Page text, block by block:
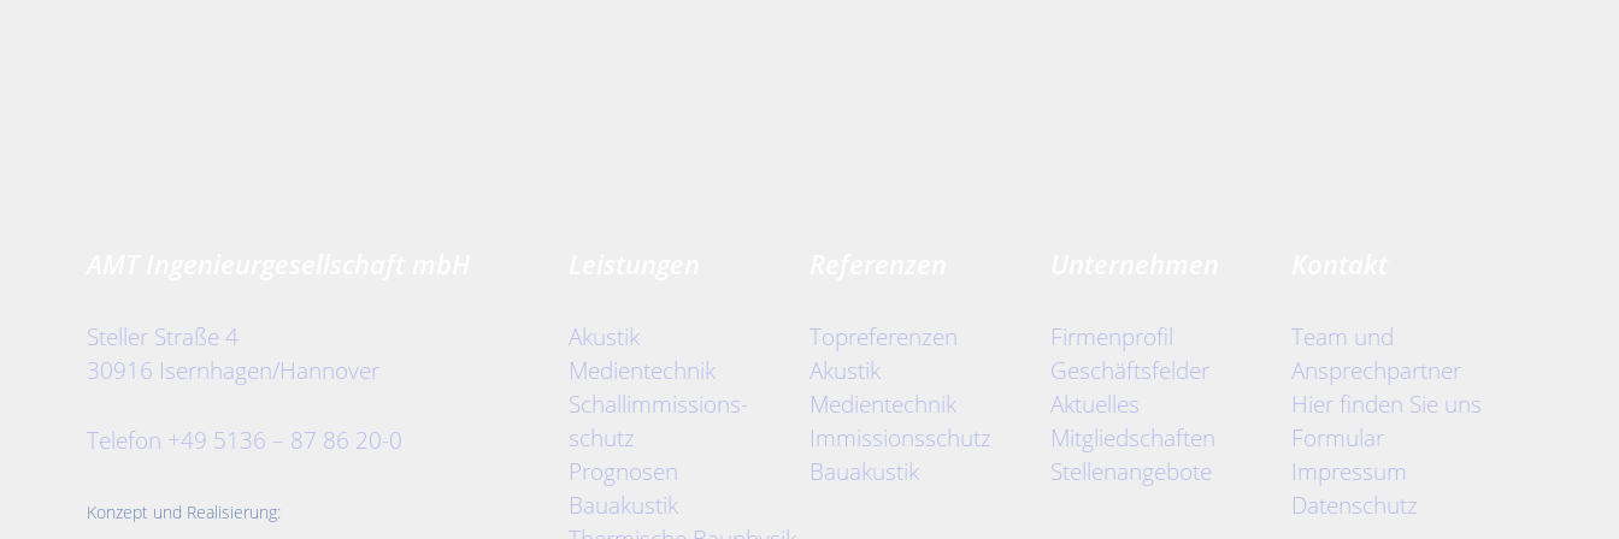
Steller Straße 4
30916 Isernhagen/Hannover
Telefon +49 5136 – 87 86 20-0
Konzept und Realisierung:
Akustik
Medientechnik
Schallimmissions-
schutz
Prognosen
Bauakustik
Topreferenzen
Akustik
Medientechnik
Immissionsschutz
Bauakustik
Firmenprofil
Geschäftsfelder
Aktuelles
Mitgliedschaften
Stellenangebote
Team und
Ansprechpartner
Hier finden Sie uns
Formular
Impressum
Datenschutz